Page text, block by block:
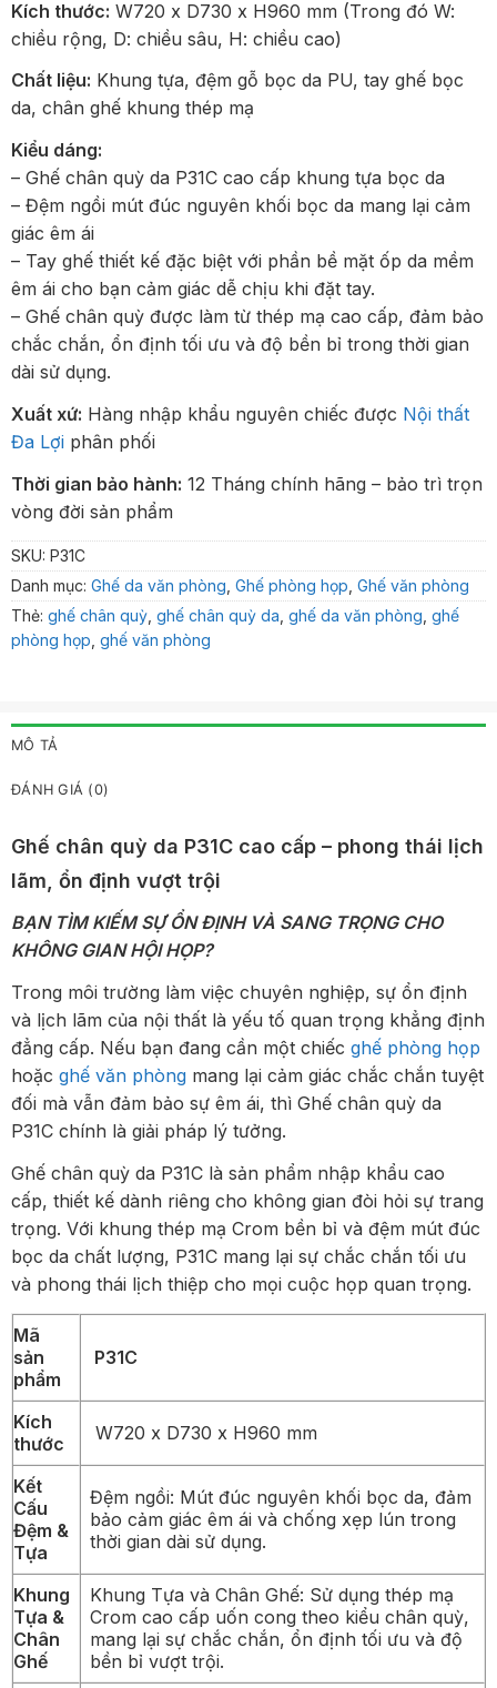
Kích thước: W720 x D730 x H960 mm (Trong đó W:
chiều rộng, D: chiều sâu, H: chiều cao)
Chất liệu: Khung tựa, đệm gỗ bọc da PU, tay ghế bọc
da, chân ghế khung thép mạ
Kiểu dáng:
– Ghế chân quỳ da P31C cao cấp khung tựa bọc da
– Đệm ngồi mút đúc nguyên khối bọc da mang lại cảm
giác êm ái
– Tay ghế thiết kế đặc biệt với phần bề mặt ốp da mềm
êm ái cho bạn cảm giác dễ chịu khi đặt tay.
– Ghế chân quỳ được làm từ thép mạ cao cấp, đảm bảo
chắc chắn, ổn định tối ưu và độ bền bỉ trong thời gian
dài sử dụng.
Xuất xứ: Hàng nhập khẩu nguyên chiếc được Nội thất
Đa Lợi phân phối
Thời gian bảo hành: 12 Tháng chính hãng – bảo trì trọn
vòng đời sản phẩm
SKU: P31C
Danh mục: Ghế da văn phòng Ghế phòng họp Ghế văn phòng
Thẻ: ghế chân quỳ ghế chân quỳ da ghế da văn phòng ghế
phòng họp ghế văn phòng
MÔ TẢ
ĐÁNH GIÁ (0)
Ghế chân quỳ da P31C cao cấp – phong thái lịch
lãm, ổn định vượt trội
BẠN TÌM KIẾM SỰ ỔN ĐỊNH VÀ SANG TRỌNG CHO
KHÔNG GIAN HỘI HỌP?
Trong môi trường làm việc chuyên nghiệp, sự ổn định
và lịch lãm của nội thất là yếu tố quan trọng khẳng định
đẳng cấp. Nếu bạn đang cần một chiếc ghế phòng họp
hoặc ghế văn phòng mang lại cảm giác chắc chắn tuyệt
đối mà vẫn đảm bảo sự êm ái, thì Ghế chân quỳ da
P31C chính là giải pháp lý tưởng.
Ghế chân quỳ da P31C là sản phẩm nhập khẩu cao
cấp, thiết kế dành riêng cho không gian đòi hỏi sự trang
trọng. Với khung thép mạ Crom bền bỉ và đệm mút đúc
bọc da chất lượng, P31C mang lại sự chắc chắn tối ưu
và phong thái lịch thiệp cho mọi cuộc họp quan trọng.
Mã
sản
phẩm
P31C
Kích
thước
W720 x D730 x H960 mm
Kết
Cấu
Đệm &
Tựa
Đệm ngồi: Mút đúc nguyên khối bọc da, đảm
bảo cảm giác êm ái và chống xẹp lún trong
thời gian dài sử dụng.
Khung
Tựa &
Chân
Ghế
Khung Tựa và Chân Ghế: Sử dụng thép mạ
Crom cao cấp uốn cong theo kiểu chân quỳ,
mang lại sự chắc chắn, ổn định tối ưu và độ
bền bỉ vượt trội.